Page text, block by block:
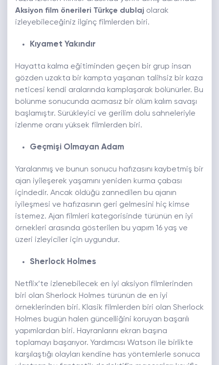
Aksiyon film önerileri Türkçe dublaj olarak
izleyebileceğiniz ilginç filmlerden biri.
Kıyamet Yakındır
Hayatta kalma eğitiminden geçen bir grup insan
gözden uzakta bir kampta yaşanan talihsiz bir kaza
neticesi kendi aralarında kamplaşarak bölünürler. Bu
bölünme sonucunda acımasız bir ölüm kalım savaşı
başlamıştır. Sürükleyici ve gerilim dolu sahneleriyle
izlenme oranı yüksek filmlerden biri.
Geçmişi Olmayan Adam
Yaralanmış ve bunun sonucu hafızasını kaybetmiş bir
ajan iyileşerek yaşamını yeniden kurma çabası
içindedir. Ancak öldüğü zannedilen bu ajanın
iyileşmesi ve hafızasının geri gelmesini hiç kimse
istemez. Ajan filmleri kategorisinde türünün en iyi
örnekleri arasında gösterilen bu yapım 16 yaş ve
üzeri izleyiciler için uygundur.
Sherlock Holmes
Netflix’te izlenebilecek en iyi aksiyon filmlerinden
biri olan Sherlock Holmes türünün de en iyi
örneklerinden biri. Klasik filmlerden biri olan Sherlock
Holmes bugün halen güncelliğini koruyan başarılı
yapımlardan biri. Hayranlarını ekran başına
toplamayı başarıyor. Yardımcısı Watson ile birlikte
karşılaştığı olayları kendine has yöntemlerle sonuca